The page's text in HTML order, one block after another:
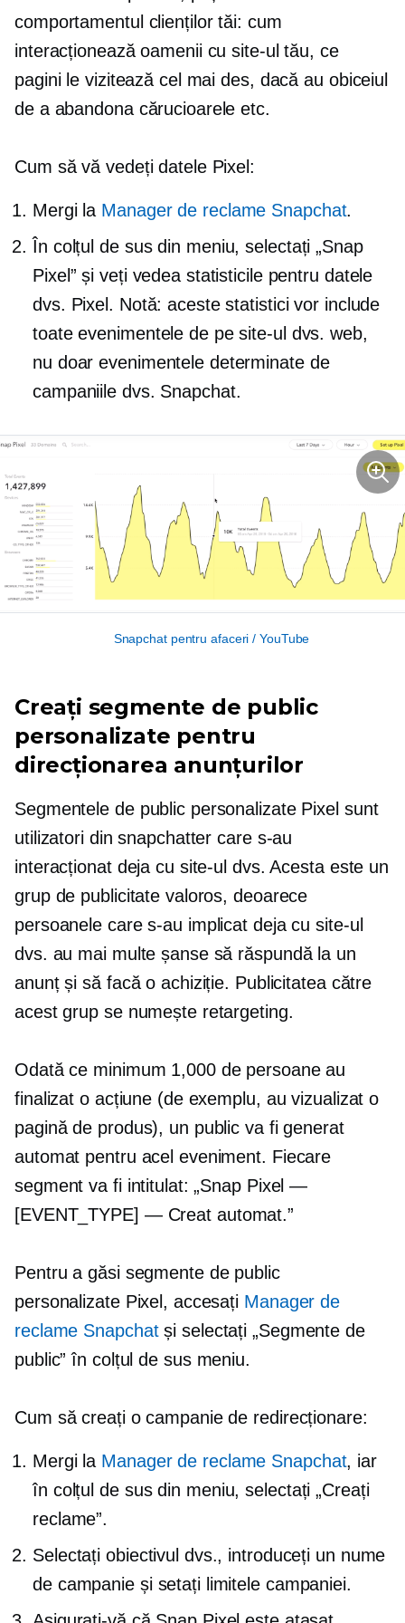
comportamentul clienților tăi: cum
interacționează oamenii cu site-ul tău, ce
pagini le vizitează cel mai des, dacă au obiceiul
de a abandona cărucioarele etc.
Cum să vă vedeți datele Pixel:
Mergi la Manager de reclame Snapchat.
În colțul de susdin meniu, selectați „Snap
Pixel” și veți vedea statisticile pentru datele
dvs. Pixel. Notă: aceste statistici vor include
toate evenimentele de pe site-ul dvs. web,
nu doar evenimentele determinate de
campaniile dvs. Snapchat.
Snapchat pentru afaceri / YouTube
Creați segmente de public
personalizate pentru
direcționarea anunțurilor
Segmentele de public personalizate Pixel sunt
utilizatori din snapchatter care s-au
interacționat deja cu site-ul dvs. Acesta este un
grup de publicitate valoros, deoarece
persoanele care s-au implicat deja cu site-ul
dvs. au mai multe șanse să răspundă la un
anunț și să facă o achiziție. Publicitatea către
acest grup se numește retargeting.
Odată ce minimum 1,000 de persoane au
finalizat o acțiune (de exemplu, au vizualizat o
pagină de produs), un public va fi generat
automat pentru acel eveniment. Fiecare
segment va fi intitulat: „Snap Pixel —
[EVENT_TYPE] — Creat automat.”
Pentru a găsi segmente de public
personalizate Pixel, accesați Manager de
reclame Snapchatși selectați „Segmente de
public” în colțul de susmeniu.
Cum să creați o campanie de redirecționare:
Mergi la Manager de reclame Snapchat, iar
în colțul de susdin meniu, selectați „Creați
reclame”.
Selectați obiectivul dvs., introduceți un nume
de campanie și setați limitele campaniei.